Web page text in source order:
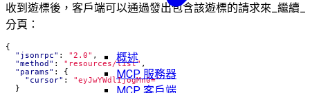
概述
MCP 服務器
收到遊標後，客戶端可以通過發出包含該遊標的請求來_繼續_
分頁：
{
"jsonrpc" : "2.0" ,
"method" : "resources/list" ,
"params" :
{
"cursor" :
"eyJwYWdlIjogMn0="
}